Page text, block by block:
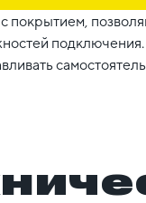
покрытием,
подключения.